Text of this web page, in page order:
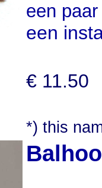
een
een
€ 11.50
*) this